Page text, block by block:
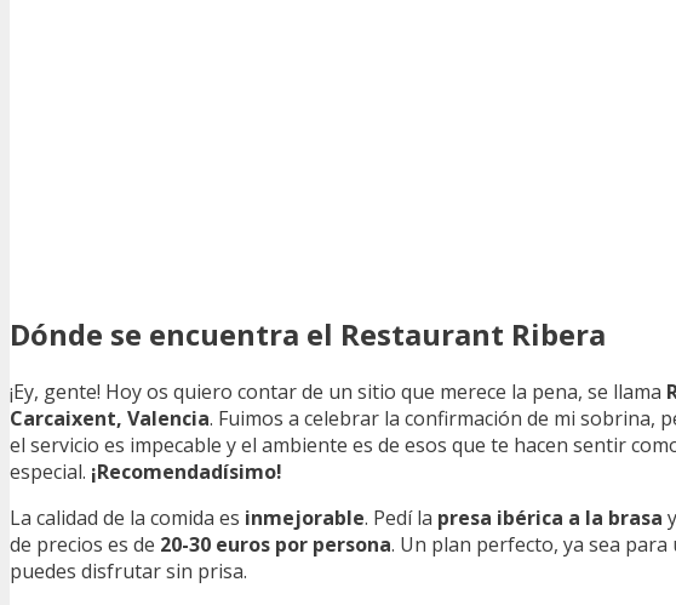
Dónde se encuentra el Restaurant Ribera
¡Ey, gente! Hoy os quiero contar de un sitio que merece la pena, se llama
Carcaixent, Valencia. Fuimos a celebrar la confirmación de mi sobrina,
el servicio es impecable y el ambiente es de esos que te hacen sentir
especial. ¡Recomendadísimo!
La calidad de la comida es inmejorable. Pedí la presa ibérica a la brasa
de precios es de 20-30 euros por persona. Un plan perfecto, ya sea
puedes disfrutar sin prisa.